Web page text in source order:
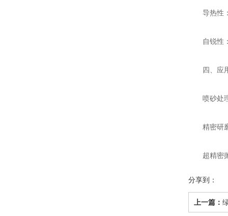
导热性：
自锐性
四、应用
喷砂处理
精密研磨
超精密抛
分享到：
上一篇：